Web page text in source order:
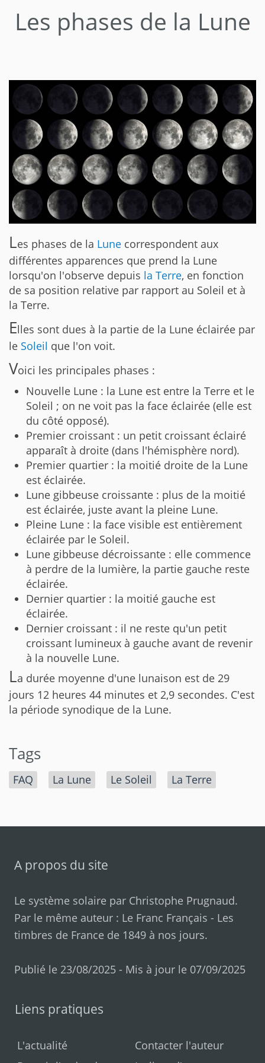
Les phases de la Lune
Les phases de la Lune correspondent aux
différentes apparences que prend la Lune
lorsqu'on l'observe depuis la Terre, en fonction
de sa position relative par rapport au Soleil et à
la Terre.
Elles sont dues à la partie de la Lune éclairée par
le Soleil que l'on voit.
Voici les principales phases :
Nouvelle Lune : la Lune est entre la Terre et le
Soleil ; on ne voit pas la face éclairée (elle est
du côté opposé).
Premier croissant : un petit croissant éclairé
apparaît à droite (dans l'hémisphère nord).
Premier quartier : la moitié droite de la Lune
est éclairée.
Lune gibbeuse croissante : plus de la moitié
est éclairée, juste avant la pleine Lune.
Pleine Lune : la face visible est entièrement
éclairée par le Soleil.
Lune gibbeuse décroissante : elle commence
à perdre de la lumière, la partie gauche reste
éclairée.
Dernier quartier : la moitié gauche est
éclairée.
Dernier croissant : il ne reste qu'un petit
croissant lumineux à gauche avant de revenir
à la nouvelle Lune.
La durée moyenne d'une lunaison est de 29
jours 12 heures 44 minutes et 2,9 secondes. C'est
la période synodique de la Lune.
Tags
FAQ La Lune Le Soleil La Terre
A propos du site
Le système solaire par Christophe Prugnaud.
Par le même auteur : Le Franc Français - Les
timbres de France de 1849 à nos jours.
Publié le 23/08/2025 - Mis à jour le 07/09/2025
Liens pratiques
L'actualité
Contacter l'auteur